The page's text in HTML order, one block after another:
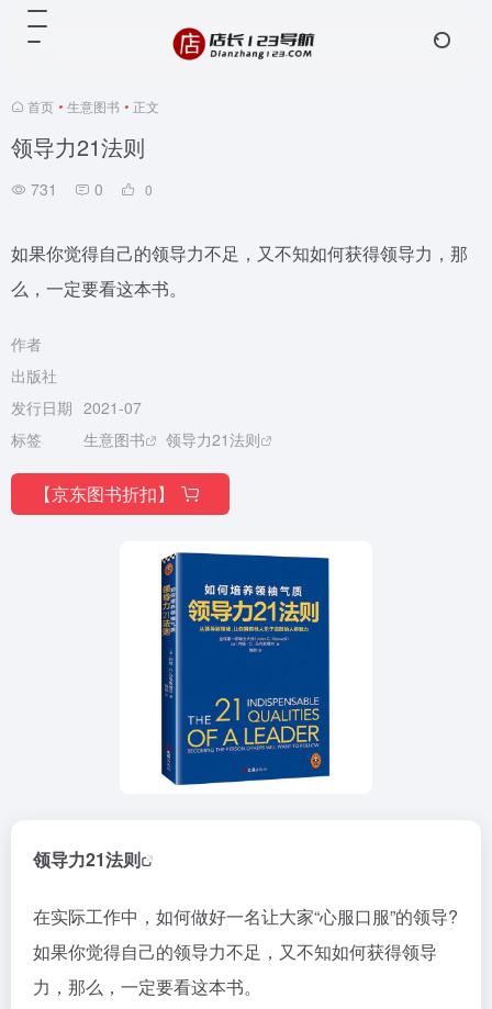
首页 • 生意图书 • 正文
领导力21法则
731 0 0
如果你觉得自己的领导力不足，又不知如何获得领导力，那
么，一定要看这本书。
作者
出版社
发行日期 2021-07
标签
生意图书 领导力21法则
【京东图书折扣】
领导力21法则
在实际工作中，如何做好一名让大家“心服口服”的领导?
如果你觉得自己的领导力不足，又不知如何获得领导
力，那么，一定要看这本书。